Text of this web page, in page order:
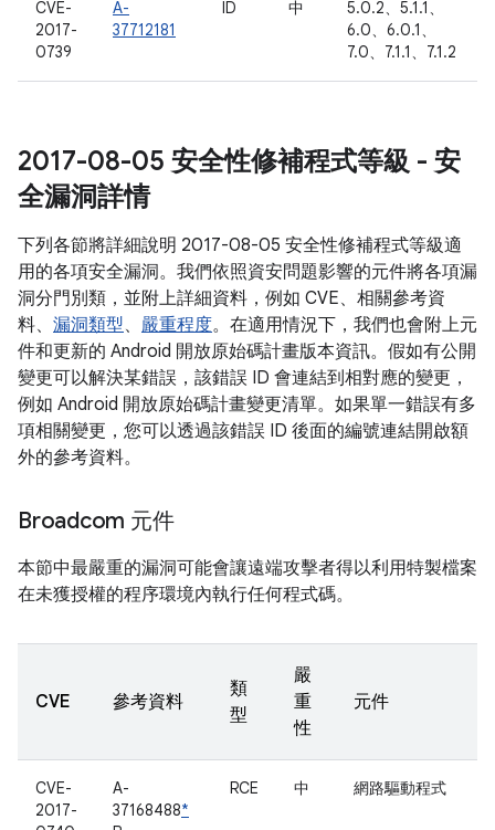
CVE-
2017-
0739
A-
37712181
ID 中
5.0.2、5.1.1、
6.0、6.0.1、
7.0、7.1.1、7.1.2
2017-08-05 安全性修補程式等級 - 安
全漏洞詳情
下列各節將詳細說明 2017-08-05 安全性修補程式等級適
用的各項安全漏洞。我們依照資安問題影響的元件將各項漏
洞分門別類，並附上詳細資料，例如 CVE、相關參考資
料、 漏洞類型、 嚴重程度。在適用情況下，我們也會附上元
件和更新的 Android 開放原始碼計畫版本資訊。假如有公開
變更可以解決某錯誤，該錯誤 ID 會連結到相對應的變更，
例如 Android 開放原始碼計畫變更清單。如果單一錯誤有多
項相關變更，您可以透過該錯誤 ID 後面的編號連結開啟額
外的參考資料。
Broadcom 元件
本節中最嚴重的漏洞可能會讓遠端攻擊者得以利用特製檔案
在未獲授權的程序環境內執行任何程式碼。
CVE 參考資料
類
型
嚴
重
性
元件
CVE-
2017-
A-
37168488*
RCE 中 網路驅動程式